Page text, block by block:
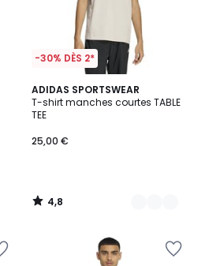
-30% DÈS 2*
ADIDAS SPORTSWEAR
T-shirt manches courtes TABLE
TEE
25,00 €
4,8
/ 5
2
Couleurs
4,8
/